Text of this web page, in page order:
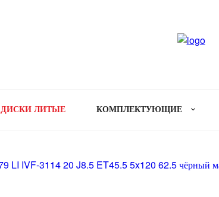
ДИСКИ ЛИТЫЕ КОМПЛЕКТУЮЩИЕ